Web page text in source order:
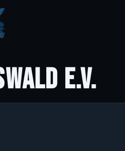
E.V.